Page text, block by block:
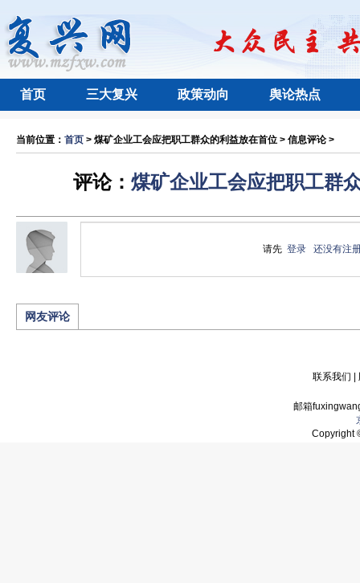
首页 三大复兴 政策动向 舆论热点
当前位置： 首页 > 煤矿企业工会应把职工群众的利益放在首位 > 信息评论 >
评论： 煤矿企业工会应把职工群
请先登录 还没有注
网友评论
联系我们
邮箱
Copyright